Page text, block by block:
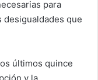
para
desigualdades que
últimos quince